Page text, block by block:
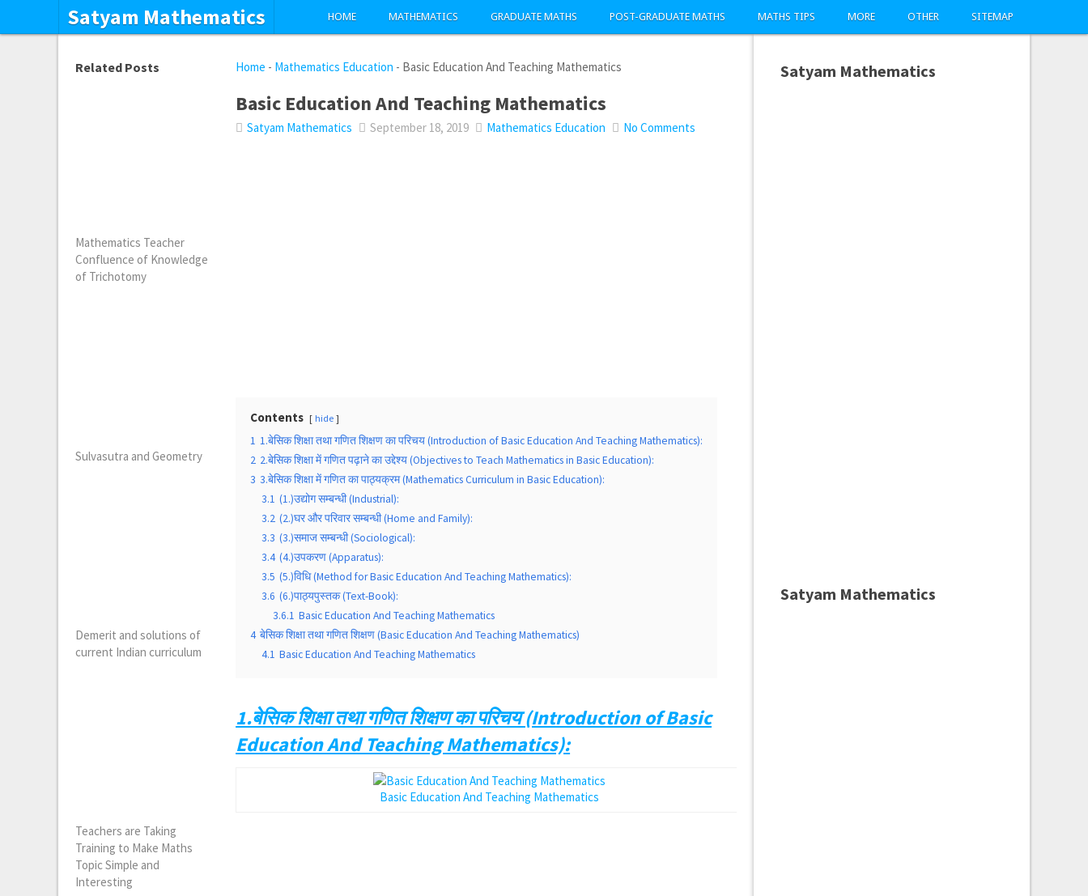
Satyam Mathematics HOME MATHEMATICS GRADUATE MATHS POST-GRADUATE MATHS MATHS TIPS MORE OTHER SITEMAP
Home - Mathematics Education - Basic Education And Teaching Mathematics
Basic Education And Teaching Mathematics
Satyam Mathematics September 18, 2019 Mathematics Education No Comments
Contents hide
1 1.बेसिक शिक्षा तथा गणित शिक्षण का परिचय (Introduction of Basic Education And Teaching Mathematics):
2 2.बेसिक शिक्षा में गणित पढ़ाने का उद्देश्य (Objectives to Teach Mathematics in Basic Education):
3 3.बेसिक शिक्षा में गणित का पाठ्यक्रम (Mathematics Curriculum in Basic Education):
3.1 (1.)उद्योग सम्बन्धी (Industrial):
3.2 (2.)घर और परिवार सम्बन्धी (Home and Family):
3.3 (3.)समाज सम्बन्धी (Sociological):
3.4 (4.)उपकरण (Apparatus):
3.5 (5.)विधि (Method for Basic Education And Teaching Mathematics):
3.6 (6.)पाठ्यपुस्तक (Text-Book):
3.6.1 Basic Education And Teaching Mathematics
4 बेसिक शिक्षा तथा गणित शिक्षण (Basic Education And Teaching Mathematics)
4.1 Basic Education And Teaching Mathematics
1.बेसिक शिक्षा तथा गणित शिक्षण का परिचय (Introduction of Basic
Education And Teaching Mathematics):
Basic Education And Teaching Mathematics
Related Posts
Mathematics Teacher
Confluence of Knowledge
of Trichotomy
Sulvasutra and Geometry
Demerit and solutions of
current Indian curriculum
Teachers are Taking
Training to Make Maths
Topic Simple and
Interesting
Satyam Mathematics
Satyam Mathematics